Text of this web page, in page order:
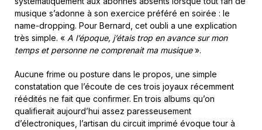
musique s’adonne à son exercice préféré en soirée : le
name-dropping. Pour Bernard, cet oubli a une explication
très simple. « A l’époque, j’étais trop en avance sur mon
temps et personne ne comprenait ma musique».
Aucune frime ou posture dans le propos, une simple
constatation que l’écoute de ces trois joyaux récemment
réédités ne fait que confirmer. En trois albums qu’on
qualifierait aujourd’hui assez paresseusement
d’électroniques, l’artisan du circuit imprimé évoque tour à